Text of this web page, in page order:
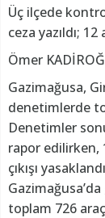
Üç ilçede
ceza yazıldı; 12
Ömer
Gazimağusa,
denetimlerde
Denetimler
rapor edilirken,
çıkışı
toplam 726